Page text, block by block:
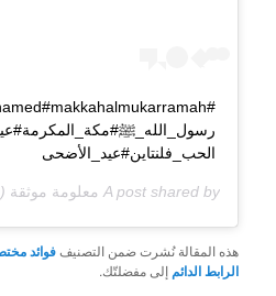
الحب_فلنتاين#عيد_الأضحى
A post shared by معلومة موثقة
هذه المقالة نُشرت ضمن التصنيففوائد
الرابط الدائم إلى مفضلتّك.